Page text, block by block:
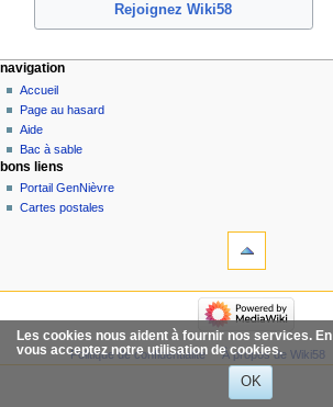
Rejoignez Wiki58
Les cookies nous aident à fournir nos services.
vous acceptez notre utilisation de cookies.
OK
navigation
Accueil
Page au hasard
Aide
Bac à sable
bons liens
Portail GenNièvre
Cartes postales
Politique de confidentialité À propos de Wiki58